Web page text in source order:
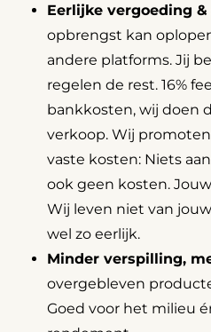
Eerlijke vergoeding
opbrengst kan
andere platforms. Jij
regelen de rest. 16%
bankkosten, wij doen
verkoop. Wij
vaste kosten: Niets
ook geen kosten.
Wij leven niet van
wel zo eerlijk.
Minder verspilling,
overgebleven
Goed voor het milieu